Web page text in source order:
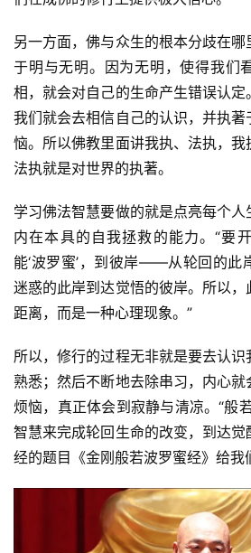
另一方面，佛与众生的根本分歧在
于明与无明。因为无明，使得我们
相，就会对自己的生命产生错误认定
我们就会去相信自己的认识，并执
恼。所以佛教里面讲我执、法执，我
法执就是对世界的执著。
学习佛法智慧要做的就是点亮每个
内在本具的自我拯救的能力。“要
能‘波罗蜜’，到彼岸——从轮回的此
迷惑的此岸到达觉悟的彼岸。所以
距离，而是一种心理现象。”
所以，修行的过程无非就是要去认识
熟悉；然后不断地去除串习，内心
烦恼，真正体会到寂静与清凉。“般
智慧来完成轮回生命的改变，到达
经的题目《金刚般若波罗蜜经》给我